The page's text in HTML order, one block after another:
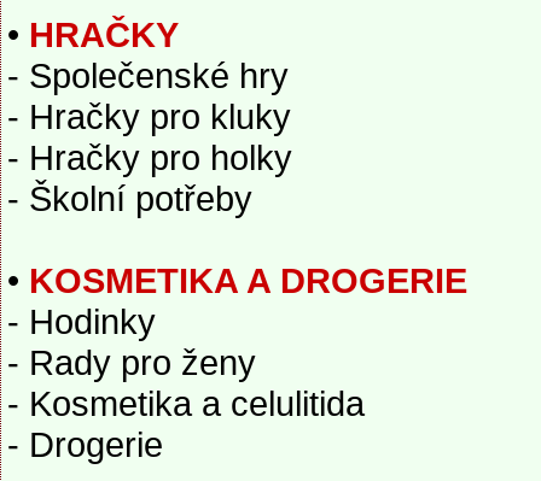
• HRAČKY
- Společenské hry
- Hračky pro kluky
- Hračky pro holky
- Školní potřeby
• KOSMETIKA A DROGERIE
- Hodinky
- Rady pro ženy
- Kosmetika a celulitida
- Drogerie